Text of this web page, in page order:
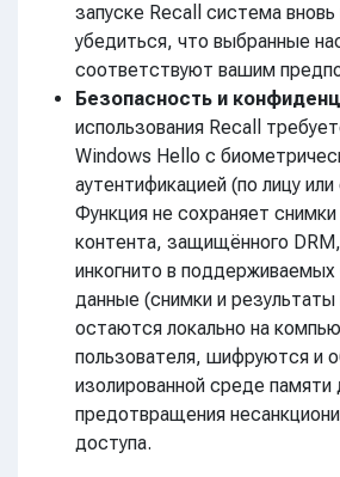
запуске Recall система
убедиться, что выбранные
соответствуют вашим
Безопасность и
использования Recall
Windows Hello с
аутентификацией (по лицу
Функция не сохраняет
контента, защищённого
инкогнито в поддерживаемых
данные (снимки и результаты
остаются локально на
пользователя, шифруются и
изолированной среде памяти
предотвращения
доступа.